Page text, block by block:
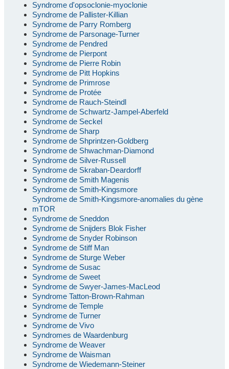
Syndrome d'opsoclonie-myoclonie
Syndrome de Pallister-Killian
Syndrome de Parry Romberg
Syndrome de Parsonage-Turner
Syndrome de Pendred
Syndrome de Pierpont
Syndrome de Pierre Robin
Syndrome de Pitt Hopkins
Syndrome de Primrose
Syndrome de Protée
Syndrome de Rauch-Steindl
Syndrome de Schwartz-Jampel-Aberfeld
Syndrome de Seckel
Syndrome de Sharp
Syndrome de Shprintzen-Goldberg
Syndrome de Shwachman-Diamond
Syndrome de Silver-Russell
Syndrome de Skraban-Deardorff
Syndrome de Smith Magenis
Syndrome de Smith-Kingsmore
Syndrome de Smith-Kingsmore-anomalies du gène
mTOR
Syndrome de Sneddon
Syndrome de Snijders Blok Fisher
Syndrome de Snyder Robinson
Syndrome de Stiff Man
Syndrome de Sturge Weber
Syndrome de Susac
Syndrome de Sweet
Syndrome de Swyer-James-MacLeod
Syndrome Tatton-Brown-Rahman
Syndrome de Temple
Syndrome de Turner
Syndrome de Vivo
Syndromes de Waardenburg
Syndrome de Weaver
Syndrome de Waisman
Syndrome de Wiedemann-Steiner